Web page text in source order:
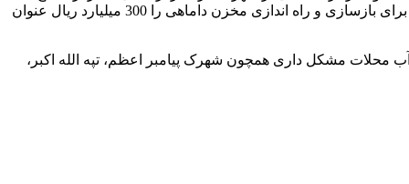
مخزن و همچنین افزایش تعداد مشترکین در سال های اخیر، ایستگاه پمپاژ داماهی بازسازی و وارد مدار بهره برداری شد. وی ارزش اعتباری برای بازسازی و راه اندازی مخزن داماهی را 300 میلیارد ریال عنوان
آب محلات مشکل داری همچون شهرک پیامبر اعظم، تپه الله اکبر،